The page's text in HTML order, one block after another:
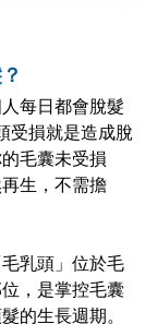
每日都會脫髮
受損就是造成脫
毛囊未受損
生，不需擔
毛乳頭」位於毛
，是掌控毛囊
的生長週期。